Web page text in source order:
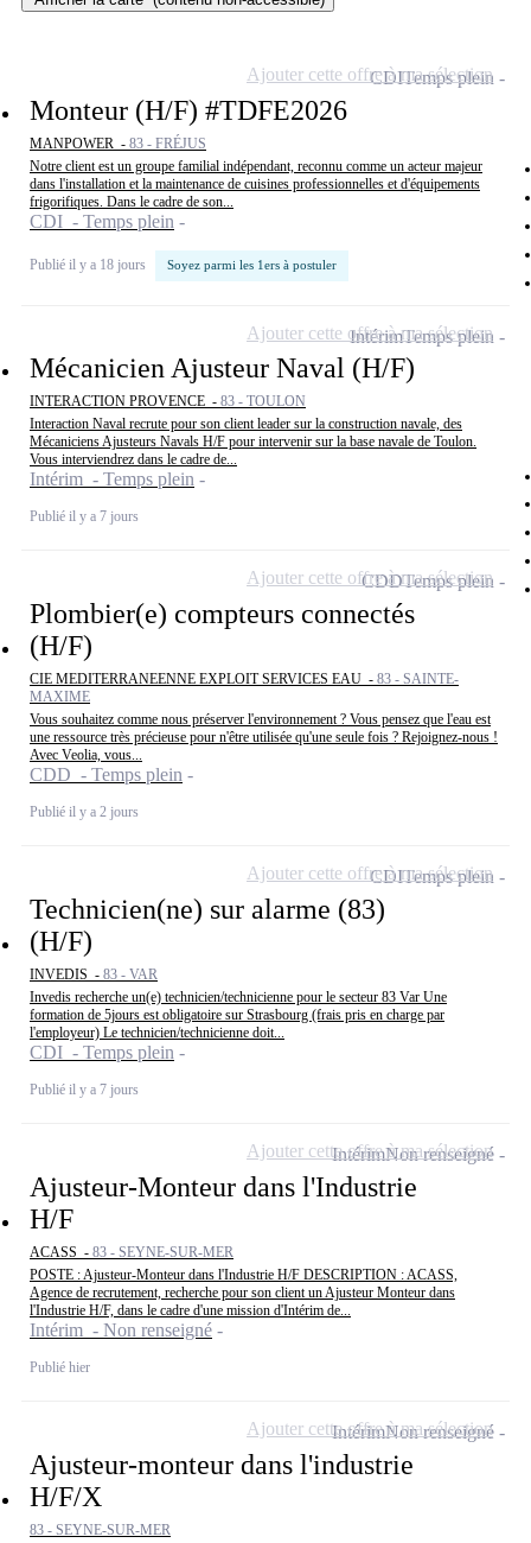
Monteur (H/F) #TDFE2026
MANPOWER - 83 - FRÉJUS
Notre client est un groupe familial indépendant, reconnu comme un acteur majeur
dans l'installation et la maintenance de cuisines professionnelles et d'équipements
frigorifiques. Dans le cadre de son...
CDI - Temps plein
Publié il y a 18 jours Soyez parmi les 1ers à postuler
CDITemps plein
Ajouter cette offre à ma sélection
Mécanicien Ajusteur Naval (H/F)
INTERACTION PROVENCE - 83 - TOULON
Interaction Naval recrute pour son client leader sur la construction navale, des
Mécaniciens Ajusteurs Navals H/F pour intervenir sur la base navale de Toulon.
Vous interviendrez dans le cadre de...
Intérim - Temps plein
Publié il y a 7 jours
IntérimTemps plein
Ajouter cette offre à ma sélection
Plombier(e) compteurs connectés
(H/F)
CIE MEDITERRANEENNE EXPLOIT SERVICES EAU - 83 - SAINTE-
MAXIME
Vous souhaitez comme nous préserver l'environnement ? Vous pensez que l'eau est
une ressource très précieuse pour n'être utilisée qu'une seule fois ? Rejoignez-nous !
Avec Veolia, vous...
CDD - Temps plein
Publié il y a 2 jours
CDDTemps plein
Ajouter cette offre à ma sélection
Technicien(ne) sur alarme (83)
(H/F)
INVEDIS - 83 - VAR
Invedis recherche un(e) technicien/technicienne pour le secteur 83 Var Une
formation de 5jours est obligatoire sur Strasbourg (frais pris en charge par
l'employeur) Le technicien/technicienne doit...
CDI - Temps plein
Publié il y a 7 jours
CDITemps plein
Ajouter cette offre à ma sélection
Ajusteur-Monteur dans l'Industrie
H/F
ACASS - 83 - SEYNE-SUR-MER
POSTE : Ajusteur-Monteur dans l'Industrie H/F DESCRIPTION : ACASS,
Agence de recrutement, recherche pour son client un Ajusteur Monteur dans
l'Industrie H/F, dans le cadre d'une mission d'Intérim de...
Intérim - Non renseigné
Publié hier
IntérimNon renseigné
Ajouter cette offre à ma sélection
Ajusteur-monteur dans l'industrie
H/F/X
83 - SEYNE-SUR-MER
IntérimNon renseigné
Ajouter cette offre à ma sélection